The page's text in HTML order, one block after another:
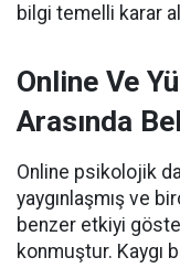
bilgi temelli karar
Online Ve
Arasında
Online psikolojik
yaygınlaşmış ve
benzer etkiyi
konmuştur. Kaygı